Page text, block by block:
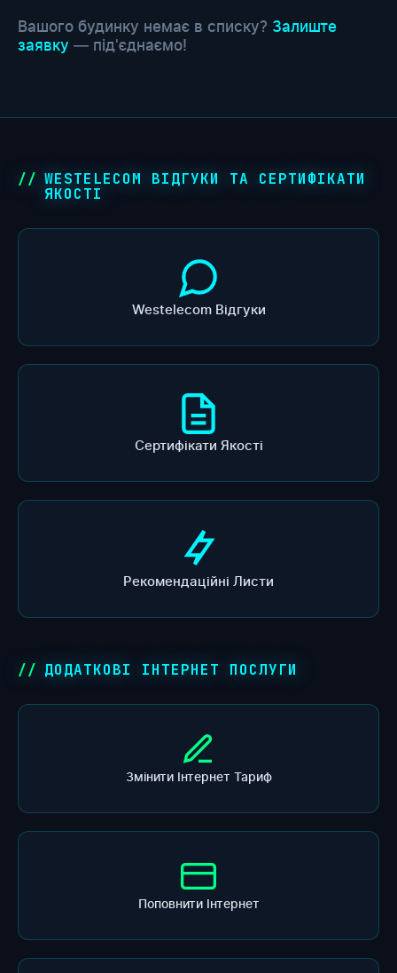
Вашого будинку немає в списку? Залиште
заявку — під'єднаємо!
WESTELECOM ВІДГУКИ ТА СЕРТИФІКАТИ
ЯКОСТІ
Westelecom Відгуки
Сертифікати Якості
Рекомендаційні Листи
ДОДАТКОВІ ІНТЕРНЕТ ПОСЛУГИ
Змінити Інтернет Тариф
Поповнити Інтернет